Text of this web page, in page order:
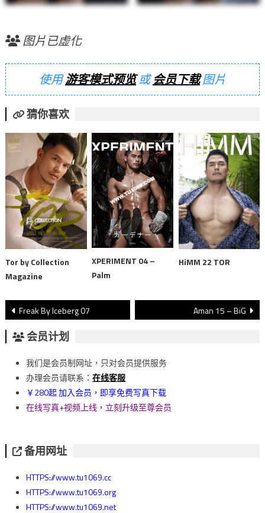
图片已虚化
使用游客模式预览或会员下载图片
猜你喜欢
Tor by Collection
Magazine
XPERIMENT 04 –
Palm
HiMM 22 TOR
文
章
導
覽
Freak By Iceberg 07 Aman 15 – BiG
会员计划
我们是会员制网址，只对会员提供服务
办理会员请联系： 在线客服
￥280起 加入会员，即享免费写真下载
在线写真+视频上线，立刻升级至尊会员
备用网址
HTTPS://www.tu1069.cc
HTTPS://www.tu1069.org
HTTPS://www.tu1069.net